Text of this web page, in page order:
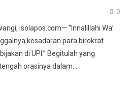
0
isolapos.com— “Innalillahi Wa’
kesadaran para birokrat
di UPI.” Begitulah yang
orasinya dalam…